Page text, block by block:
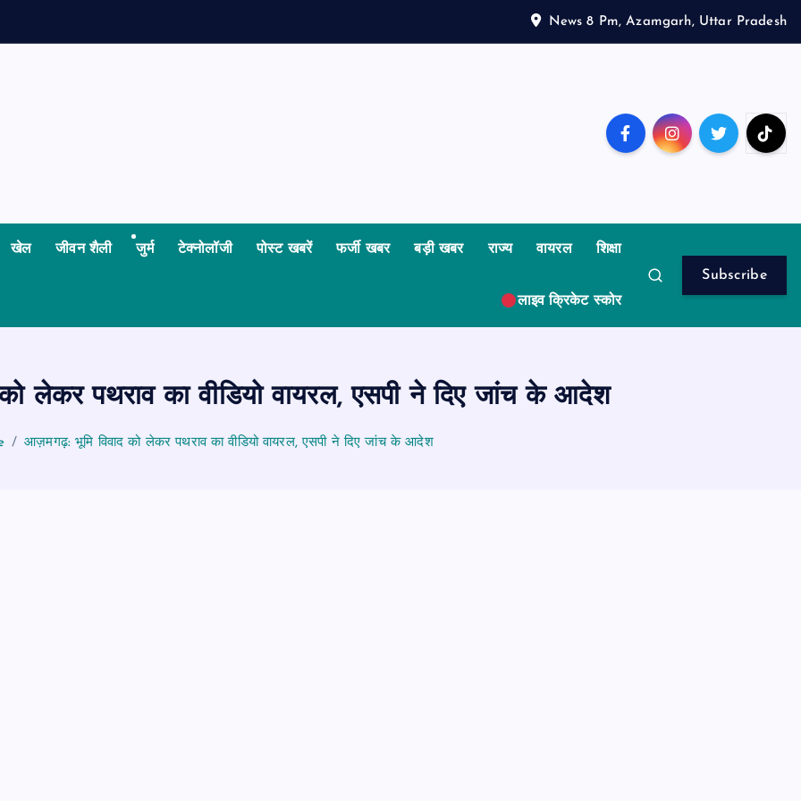
News 8 Pm, Azamgarh, Uttar Pradesh
खेल जीवन शैली जुर्म टेक्नोलॉजी पोस्ट खबरें फर्जी खबर बड़ी खबर राज्य वायरल शिक्षा
लाइव क्रिकेट स्कोर
Subscribe
लेकर पथराव का वीडियो वायरल, एसपी ने दिए जांच के आदेश
आज़मगढ़: भूमि विवाद को लेकर पथराव का वीडियो वायरल, एसपी ने दिए जांच के आदेश